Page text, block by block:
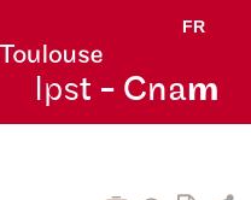
FR
Ipst - Cnam